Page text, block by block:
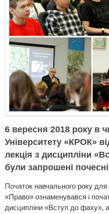
6 вересня 2018 року в
Університету «КРОК»
лекція з дисципліни
були запрошені почесні
Початок навчального року для
«Право» ознаменувався і
дисципліни «Вступ до фаху»,